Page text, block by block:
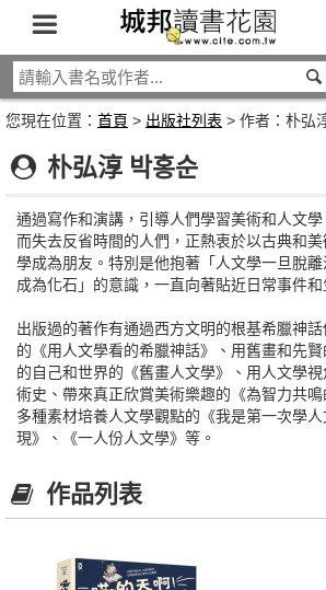
您現在位置： 首頁 > 出版社列表 > 作者：朴弘
朴弘淳 박홍순
通過寫作和演講，引導人們學習美術和人文
而失去反省時間的人們，正熱衷於以古典和
學成為朋友。特別是他抱著「人文學一旦脫
成為化石」的意識，一直向著貼近日常事件和
出版過的著作有通過西方文明的根基希臘神
的《用人文學看的希臘神話》、用舊畫和先
的自己和世界的《舊畫人文學》、用人文學
術史、帶來真正欣賞美術樂趣的《為智力共
多種素材培養人文學觀點的《我是第一次學
現》、《一人份人文學》等。
作品列表